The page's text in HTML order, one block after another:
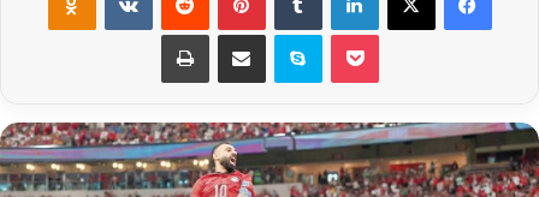
سكايب مشاركة عبر البريد طباعة